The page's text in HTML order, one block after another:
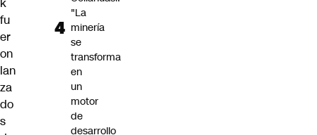
fu
er
on
lan
za
do
s
"La
minería
se
transforma
en
un
motor
de
desarrollo